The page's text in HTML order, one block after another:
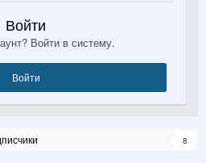
Войти
Войти в систему.
Войти
8